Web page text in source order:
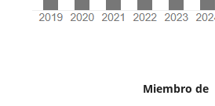
Miembro de